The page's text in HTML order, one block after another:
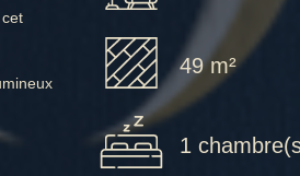
49 m²
1